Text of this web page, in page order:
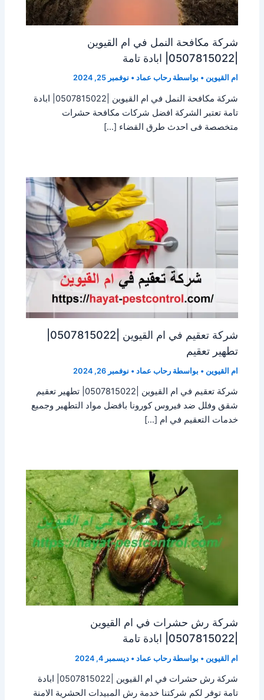
شركة مكافحة النمل في ام القيوين
ام القيوين • بواسطة رحاب عماد• نوفمبر 25, 2024
شركة مكافحة النمل في ام القيوين |0507815022| ابادة
تامة تعتبر الشركة افضل شركات مكافحة حشرات
متخصصة فى احدث طرق القضاء […]
تطهير تعقيم
ام القيوين • بواسطة رحاب عماد• نوفمبر 26, 2024
شركة تعقيم في ام القيوين |0507815022| تطهير تعقيم
شقق وفلل ضد فيروس كورونا بافضل مواد التطهير وجميع
خدمات التعقيم في ام […]
شركة رش حشرات في ام القيوين
ام القيوين • بواسطة رحاب عماد•ديسمبر 4, 2024
شركة رش حشرات في ام القيوين |0507815022| ابادة
تامة توفر لكم شركتنا خدمة رش المبيدات الحشرية الامنة